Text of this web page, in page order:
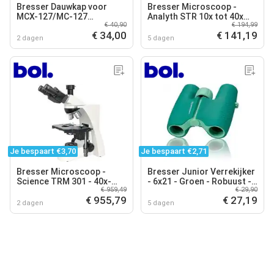
Bresser Dauwkap voor
MCX-127/MC-127
2 dagen
€ 40,90
€ 34,00
Bresser Microscoop -
Analyth STR 10x tot 40x
Doorzichtmicroscoop
5 dagen
€ 194,99
€ 141,19
Je bespaart €3,70
Bresser Microscoop -
Science TRM 301 - 40x-
2 dagen
€ 959,49
€ 955,79
Je bespaart €2,71
Bresser Junior Verrekijker
- 6x21 - Groen - Robuust -
Verrekijker voor Kinderen
5 dagen
€ 29,90
€ 27,19